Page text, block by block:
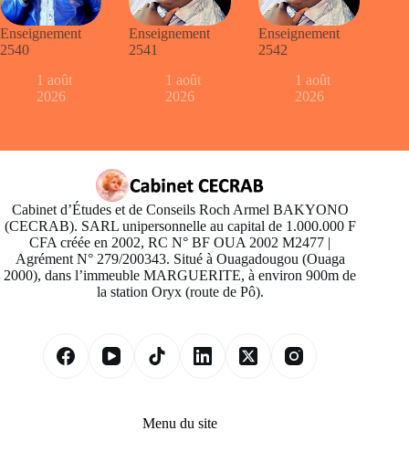
Enseignement
2540
1 août
2026
Enseignement
2541
1 août
2026
Enseignement
2542
1 août
2026
Cabinet d’Études et de Conseils Roch Armel BAKYONO
(CECRAB). SARL unipersonnelle au capital de 1.000.000 F
CFA créée en 2002, RC N° BF OUA 2002 M2477 |
Agrément N° 279/200343. Situé à Ouagadougou (Ouaga
2000), dans l’immeuble MARGUERITE, à environ 900m de
la station Oryx (route de Pô).
Menu du site